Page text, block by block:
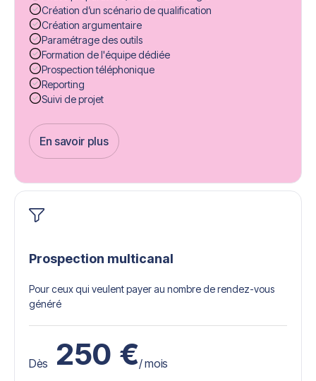
Création d’un scénario de qualification
Création argumentaire
Paramétrage des outils
Formation de l'équipe dédiée
Prospection téléphonique
Reporting
Suivi de projet
En savoir plus
Get Started
Prospection multicanal
Pour ceux qui veulent payer au nombre de rendez-vous
généré
Dès 250 €/ mois